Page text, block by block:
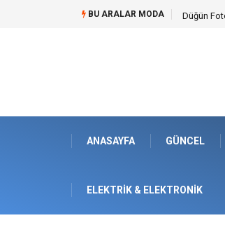
BU ARALAR MODA Edremit
ANASAYFA GÜNCEL
ELEKTRIK & ELEKTRONIK